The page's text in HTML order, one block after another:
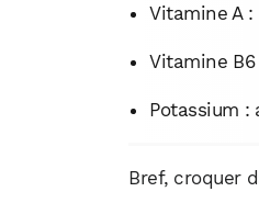
Vitamine A
Vitamine
Potassium :
Bref, croquer